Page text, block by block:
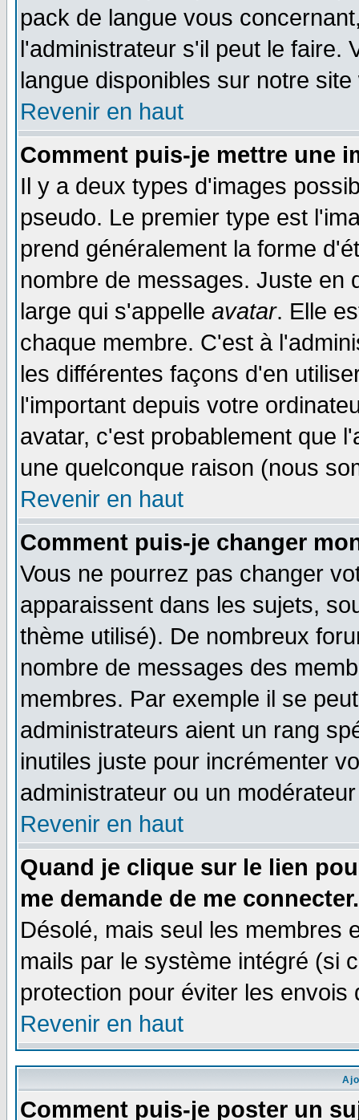
pack de langue vous
l'administrateur s'il peut le faire.
langue disponibles sur notre site
Revenir en haut
Comment puis-je mettre une
Il y a deux types d'images
pseudo. Le premier type est
prend généralement la forme
nombre de messages. Juste en
large qui s'appelle avatar. Elle
chaque membre. C'est à
les différentes façons d'en
l'important depuis votre
avatar, c'est probablement que
une quelconque raison (nous
Revenir en haut
Comment puis-je changer
Vous ne pourrez pas changer
apparaissent dans les sujets,
thème utilisé). De nombreux
nombre de messages des
membres. Par exemple il se
administrateurs aient un rang
inutiles juste pour incrémenter
administrateur ou un
Revenir en haut
Quand je clique sur le lien
me demande de me connecter.
Désolé, mais seul les membres
mails par le système intégré (si
protection pour éviter les
Revenir en haut
Comment puis-je poster un